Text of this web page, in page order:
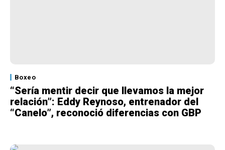
Boxeo
“Sería mentir decir que llevamos la mejor
relación”: Eddy Reynoso, entrenador del
“Canelo”, reconoció diferencias con GBP